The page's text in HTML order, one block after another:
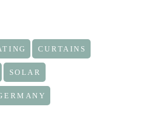
CURTAINS
SOLAR